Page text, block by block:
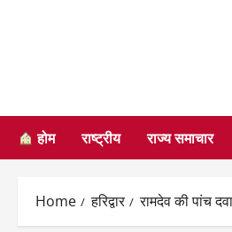
होम राष्ट्रीय राज्य समाचार
Home हरिद्वार रामदेव की पांच